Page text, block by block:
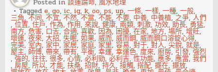
健
康
影
響
Posted in談運論命, 風水地理
Taggede,go, ic, ig, k,oo, ps,up,一條,一樣,一種,一般,
三角,不同,不宜,不然,不當,不能,不要, 中養, 中養植, 之爭,人們
,位置,住戶,作為,作用,來說,健康, 兩類,刺激,功效,助長, 勇猛,
南方,危害, 口舌,合適,喜歡, 因為, 困擾,在家,地方,場所,增旺,
壞運,夜來,大招,失眠,如果,威而,威而鋼,威而鋼口溶錠心得,
完美,室內, 家中, 家居, 家庭, 家里,容易,對于,對人,尖銳,就是,
屋主, 師傅,帶來,帶有,平衡,幸運,幸運色,度來,廚房, 引發,強烈
,強的,往往,很多,心情,必利勁,必利吉,性功能,應多,應當,我們
,房屋,所以,才能,扶桑,招財,持久,接觸,搭配,擺在,擺放,